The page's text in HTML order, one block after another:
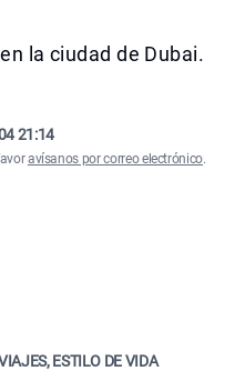
la ciudad de Dubai.
21:14
avísanos por correo electrónico.
ESTILO DE VIDA